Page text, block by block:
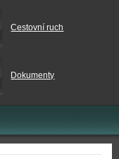
Cestovní ruch
Dokumenty